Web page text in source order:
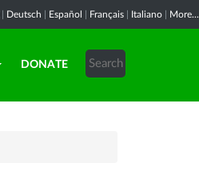
Deutsch Español Français Italiano More...
DONATE